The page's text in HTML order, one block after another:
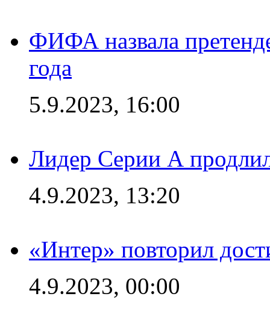
ФИФА назвала
года
5.9.2023, 16:00
Лидер Серии А
4.9.2023, 13:20
«Интер» повторил
4.9.2023, 00:00